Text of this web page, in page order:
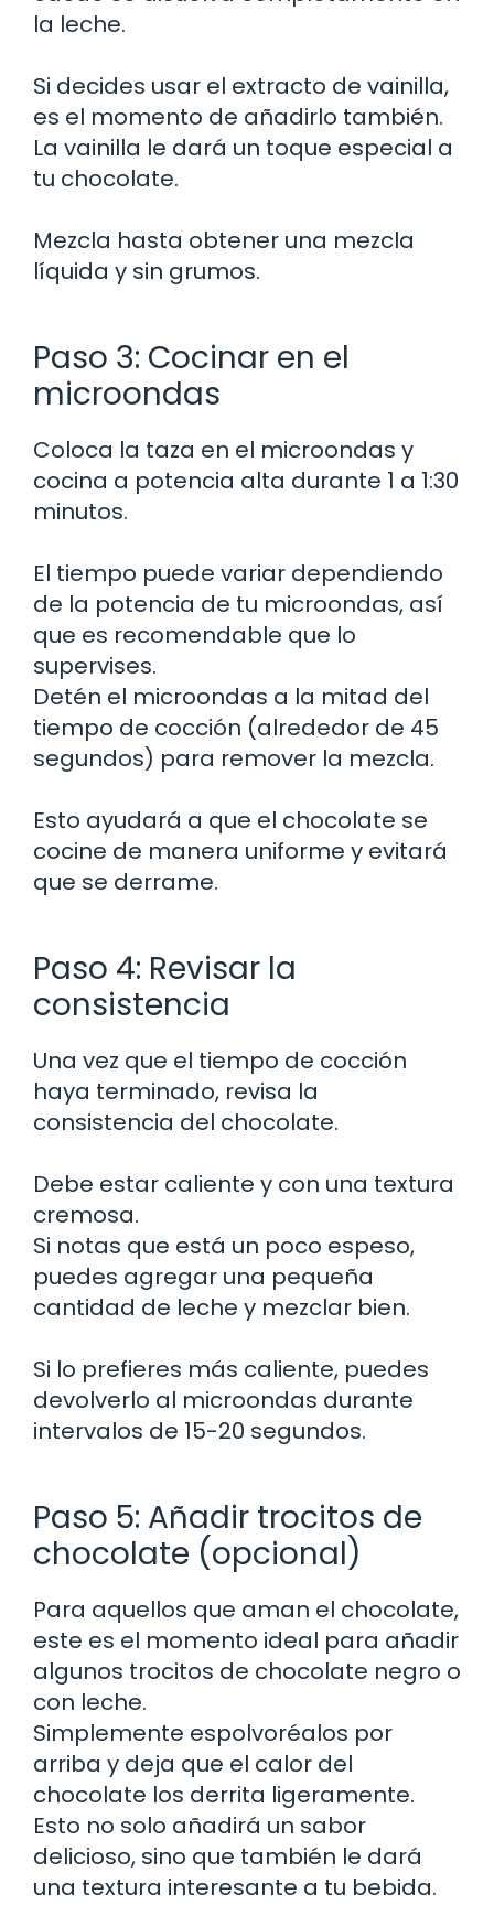
la leche.
Si decides usar el extracto de vainilla,
es el momento de añadirlo también.
La vainilla le dará un toque especial a
tu chocolate.
Mezcla hasta obtener una mezcla
líquida y sin grumos.
Paso 3: Cocinar en el
microondas
Coloca la taza en el microondas y
cocina a potencia alta durante 1 a 1:30
minutos.
El tiempo puede variar dependiendo
de la potencia de tu microondas, así
que es recomendable que lo
supervises.
Detén el microondas a la mitad del
tiempo de cocción (alrededor de 45
segundos) para remover la mezcla.
Esto ayudará a que el chocolate se
cocine de manera uniforme y evitará
que se derrame.
Paso 4: Revisar la
consistencia
Una vez que el tiempo de cocción
haya terminado, revisa la
consistencia del chocolate.
Debe estar caliente y con una textura
cremosa.
Si notas que está un poco espeso,
puedes agregar una pequeña
cantidad de leche y mezclar bien.
Si lo prefieres más caliente, puedes
devolverlo al microondas durante
intervalos de 15-20 segundos.
Paso 5: Añadir trocitos de
chocolate (opcional)
Para aquellos que aman el chocolate,
este es el momento ideal para añadir
algunos trocitos de chocolate negro o
con leche.
Simplemente espolvoréalos por
arriba y deja que el calor del
chocolate los derrita ligeramente.
Esto no solo añadirá un sabor
delicioso, sino que también le dará
una textura interesante a tu bebida.